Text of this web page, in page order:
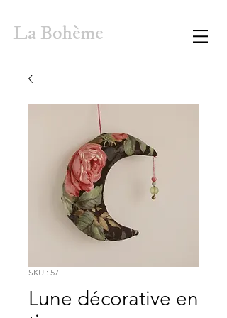
La Bohème
SKU : 57
Lune décorative en